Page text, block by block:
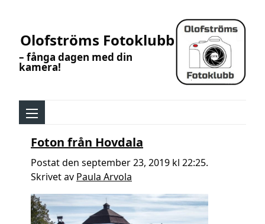
Olofströms Fotoklubb
– fånga dagen med din
kamera!
Foton från Hovdala
Postat den september 23, 2019 kl 22:25.
Skrivet av Paula Arvola